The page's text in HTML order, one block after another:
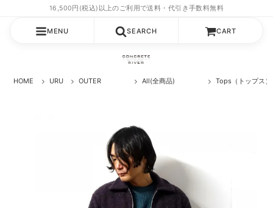
MENU SEARCH CART
HOME URU OUTER All(全商品) Tops（トップス）